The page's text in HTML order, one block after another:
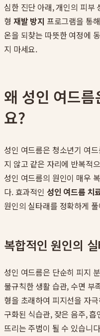
심한 진단 아래, 개인의 피부
형 재발 방지 프로그램을 통
온을 되찾는 따뜻한 여정에
지 마세요.
왜 성인 여드
요?
성인 여드름은 청소년기 여
지 않고 같은 자리에 반복적
성인 여드름의 원인이 매우
다. 효과적인 성인 여드름 치
원인의 실타래를 정확하게
복합적인 원인의
성인 여드름은 단순히 피지
불규칙한 생활 습관, 수면 부
형을 초래하여 피지선을 자
구화된 식습관, 잦은 음주,
뜨리는 주범이 될 수 있습니